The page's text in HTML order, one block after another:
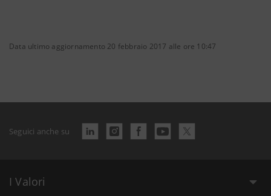
Data ultimo aggiornamento 20 febbraio 2017 alle ore 10:47
Seguici anche su
I Valori